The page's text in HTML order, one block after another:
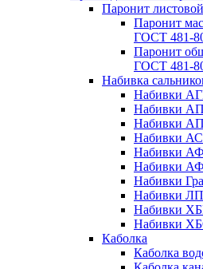
Паронит листовой
Паронит
ГОСТ 481-
Паронит
ГОСТ 481-
Набивка
Набивки
Набивки
Набивки
Набивки АС
Набивки
Набивки
Набивки
Набивки
Набивки
Набивки
Каболка
Каболка